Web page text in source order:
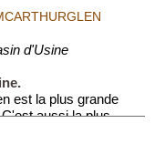
d'Usine
est la plus grande
aussi la plus
autour d'un immense